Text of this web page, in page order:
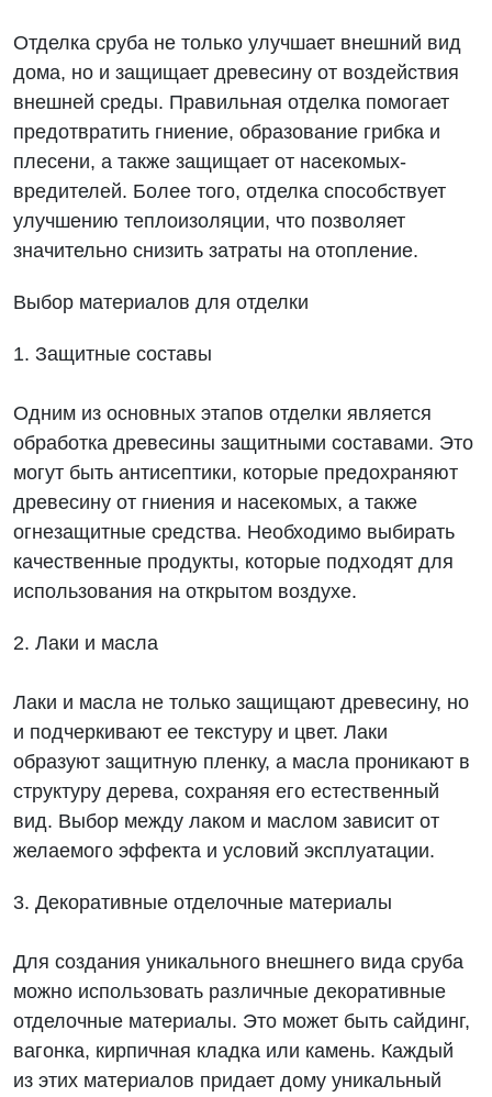
Отделка сруба не только улучшает внешний вид
дома, но и защищает древесину от воздействия
внешней среды. Правильная отделка помогает
предотвратить гниение, образование грибка и
плесени, а также защищает от насекомых-
вредителей. Более того, отделка способствует
улучшению теплоизоляции, что позволяет
значительно снизить затраты на отопление.
Выбор материалов для отделки
1. Защитные составы
Одним из основных этапов отделки является
обработка древесины защитными составами. Это
могут быть антисептики, которые предохраняют
древесину от гниения и насекомых, а также
огнезащитные средства. Необходимо выбирать
качественные продукты, которые подходят для
использования на открытом воздухе.
2. Лаки и масла
Лаки и масла не только защищают древесину, но
и подчеркивают ее текстуру и цвет. Лаки
образуют защитную пленку, а масла проникают в
структуру дерева, сохраняя его естественный
вид. Выбор между лаком и маслом зависит от
желаемого эффекта и условий эксплуатации.
3. Декоративные отделочные материалы
Для создания уникального внешнего вида сруба
можно использовать различные декоративные
отделочные материалы. Это может быть сайдинг,
вагонка, кирпичная кладка или камень. Каждый
из этих материалов придает дому уникальный